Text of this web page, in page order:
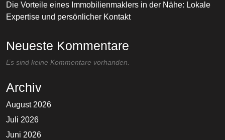
Die Vorteile eines Immobilienmaklers in der Nähe: Lokale
Expertise und persönlicher Kontakt
Neueste Kommentare
Es sind keine Kommentare vorhanden.
Archiv
August 2026
Juli 2026
Juni 2026